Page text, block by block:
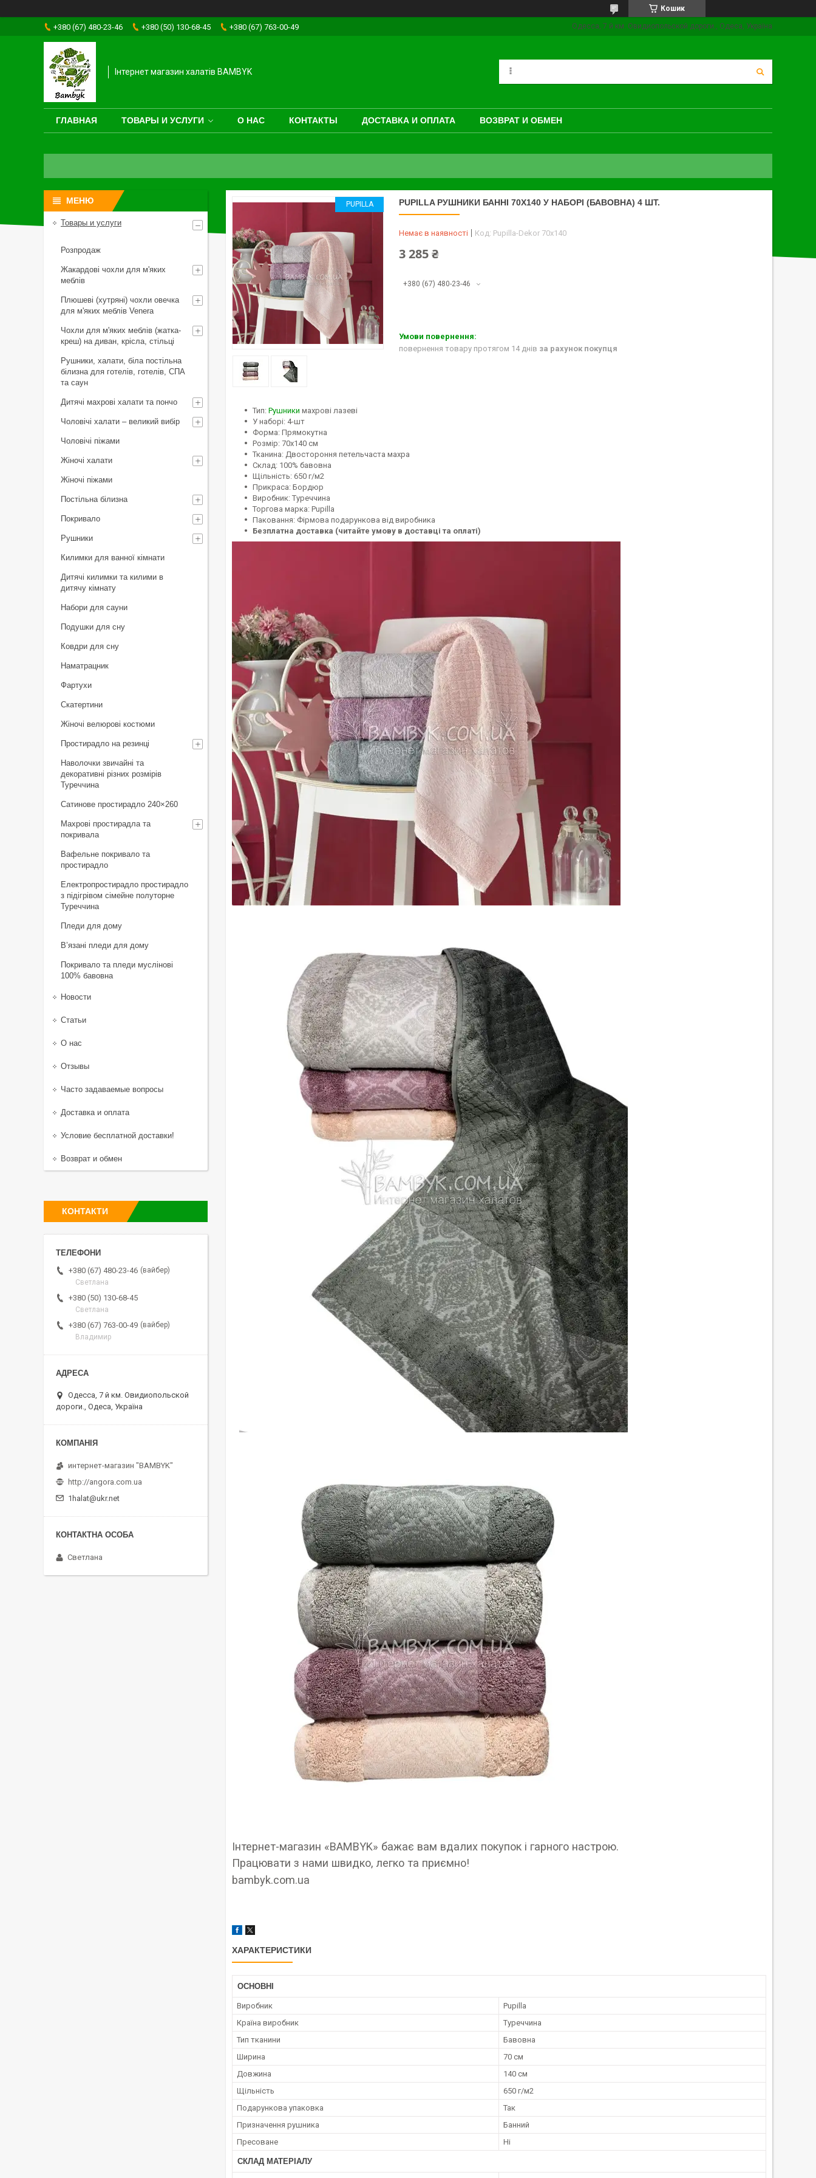
Кошик
+380 (67) 480-23-46 +380 (50) 130-68-45 +380 (67) 763-00-49 Одесса, 7 й км. Овидиопольской дороги., Одеса, Україна
Інтернет магазин халатів BAMBYK
ГЛАВНАЯ ТОВАРЫ И УСЛУГИ О НАС КОНТАКТЫ ДОСТАВКА И ОПЛАТА ВОЗВРАТ И ОБМЕН
PUPILLA PUPILLA РУШНИКИ БАННІ 70X140 У НАБОРІ (БАВОВНА) 4 ШТ.
Немає в наявності Код: Pupilla-Dekor 70x140
3 285 ₴
+380 (67) 480-23-46
повернення товару протягом 14 днів за рахунок покупця
Тип: Рушники махрові лазеві
У наборі: 4-шт
Форма: Прямокутна
Розмір: 70x140 см
Тканина: Двостороння петельчаста махра
Склад: 100% бавовна
Щільність: 650 г/м2
Прикраса: Бордюр
Виробник: Туреччина
Торгова марка: Pupilla
Паковання: Фірмова подарункова від виробника
Безплатна доставка (читайте умову в доставці та оплаті)
Інтернет-магазин «BAMBYK» бажає вам вдалих покупок і гарного настрою.
Працювати з нами швидко, легко та приємно!
bambyk.com.ua
ХАРАКТЕРИСТИКИ
ОСНОВНІ
Виробник
Pupilla
Країна виробник
Туреччина
Тип тканини
Бавовна
Ширина
70 см
Довжина
140 см
Щільність
650 г/м2
Подарункова упаковка
Так
Призначення рушника
Банний
Пресоване
Ні
СКЛАД МАТЕРІАЛУ
Товары и услуги
Розпродаж
Жакардові чохли для м'яких
меблів
Плюшеві (хутряні) чохли овечка
для м'яких меблів Venera
Чохли для м'яких меблів (жатка-
креш) на диван, крісла, стільці
Рушники, халати, біла постільна
білизна для готелів, готелів, СПА
та саун
Дитячі махрові халати та пончо
Чоловічі халати – великий вибір
Чоловічі піжами
Жіночі халати
Жіночі піжами
Постільна білизна
Покривало
Рушники
Килимки для ванної кімнати
Дитячі килимки та килими в
дитячу кімнату
Набори для сауни
Подушки для сну
Ковдри для сну
Наматрацник
Фартухи
Скатертини
Жіночі велюрові костюми
Простирадло на резинці
Наволочки звичайні та
декоративні різних розмірів
Туреччина
Сатинове простирадло 240×260
Махрові простирадла та
покривала
Вафельне покривало та
простирадло
Електропростирадло простирадло
з підігрівом сімейне полуторне
Туреччина
Пледи для дому
В’язані пледи для дому
Покривало та пледи муслінові
100% бавовна
Новости
Статьи
О нас
Отзывы
Часто задаваемые вопросы
Доставка и оплата
Условие бесплатной доставки!
Возврат и обмен
КОНТАКТИ
+380 (67) 480-23-46
вайбер
Светлана
+380 (50) 130-68-45
Светлана
+380 (67) 763-00-49
вайбер
Владимир
Одесса, 7 й км. Овидиопольской
дороги., Одеса, Україна
интернет-магазин "BAMBYK"
http://angora.com.ua
1halat@ukr.net
Светлана